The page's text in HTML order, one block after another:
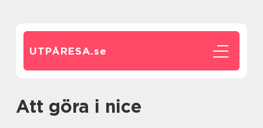
UTPÅRESA.se
att göra i nice